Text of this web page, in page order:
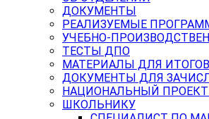
ДОКУМЕНТЫ
РЕАЛИЗУЕМЫЕ
УЧЕБНО-
ТЕСТЫ ДПО
МАТЕРИАЛЫ ДЛЯ
ДОКУМЕНТЫ ДЛЯ
НАЦИОНАЛЬНЫЙ
ШКОЛЬНИКУ